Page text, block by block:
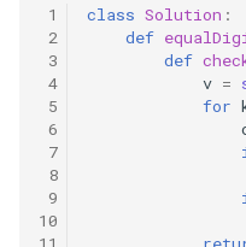
20. 表示数值的字符串
21. 调整数组顺序使奇数位
偶数前面
22. 链表中倒数第 k 个节点
24. 反转链表
18. 有效的回文
19. 最多删除一个字符得到
20. 回文子字符串的个数
3.2. 栈的最小值
3.3. 堆盘子
3.4. 化栈为队
3.5. 栈排序
1
2
3
4
5
6
7
8
9
10
class Solution :
def
def
v =
for